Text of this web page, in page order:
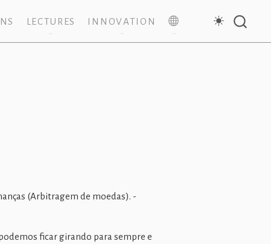
LECTURES INNOVATION
(Arbitragem de moedas). -
ficar girando para sempre e